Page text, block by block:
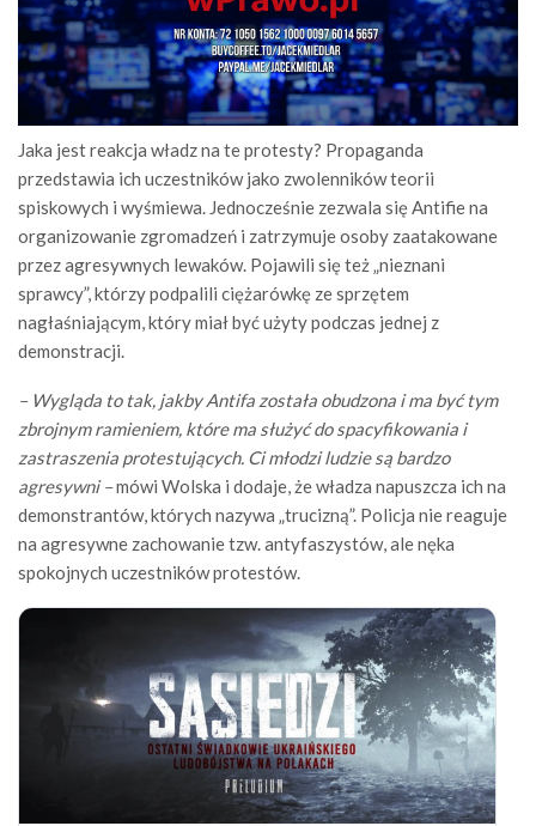
Jaka jest reakcja władz na te protesty? Propaganda
przedstawia ich uczestników jako zwolenników teorii
spiskowych i wyśmiewa. Jednocześnie zezwala się Antifie na
organizowanie zgromadzeń i zatrzymuje osoby zaatakowane
przez agresywnych lewaków. Pojawili się też „nieznani
sprawcy”, którzy podpalili ciężarówkę ze sprzętem
nagłaśniającym, który miał być użyty podczas jednej z
demonstracji.
– Wygląda to tak, jakby Antifa została obudzona i ma być tym
zbrojnym ramieniem, które ma służyć do spacyfikowania i
zastraszenia protestujących. Ci młodzi ludzie są bardzo
agresywni –mówi Wolska i dodaje, że władza napuszcza ich na
demonstrantów, których nazywa „trucizną”. Policja nie reaguje
na agresywne zachowanie tzw. antyfaszystów, ale nęka
spokojnych uczestników protestów.